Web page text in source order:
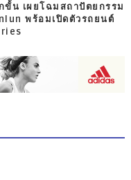
ขั้น เผยโฉมสถาปัตยกรรม
พร้อมเปิดตัวรถยนต์